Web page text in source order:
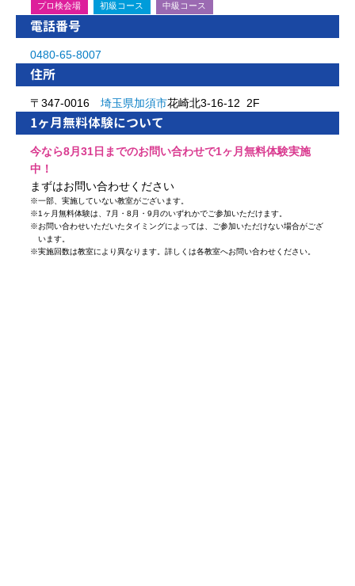
プロ検会場 初級コース 中級コース
電話番号
0480-65-8007
住所
〒347-0016 埼玉県加須市花崎北3-16-12 2F
1ヶ月無料体験について
今なら8月31日までのお問い合わせで1ヶ月無料体験実施
中！
まずはお問い合わせください
※一部、実施していない教室がございます。
※1ヶ月無料体験は、7月・8月・9月のいずれかでご参加いただけます。
※お問い合わせいただいたタイミングによっては、ご参加いただけない場合がござ
います。
※実施回数は教室により異なります。詳しくは各教室へお問い合わせください。